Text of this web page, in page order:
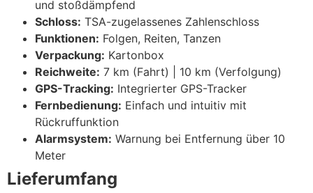
und stoßdämpfend
Schloss: TSA-zugelassenes Zahlenschloss
Funktionen: Folgen, Reiten, Tanzen
Verpackung: Kartonbox
Reichweite: 7 km (Fahrt) | 10 km (Verfolgung)
GPS-Tracking: Integrierter GPS-Tracker
Fernbedienung: Einfach und intuitiv mit
Rückruffunktion
Alarmsystem: Warnung bei Entfernung über 10
Meter
Lieferumfang